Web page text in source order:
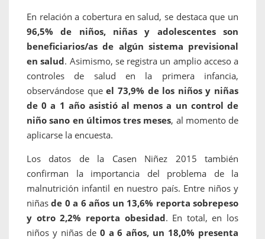
En relación a cobertura en salud, se destaca que un
96,5% de niños, niñas y adolescentes son
beneficiarios/as de algún sistema previsional
en salud. Asimismo, se registra un amplio acceso a
controles de salud en la primera infancia,
observándose queel 73,9% de los niños y niñas
de 0 a 1 año asistió al menos a un control de
niño sano en últimos tres meses, al momento de
aplicarse la encuesta.
Los datos de la Casen Niñez 2015 también
confirman la importancia del problema de la
malnutrición infantil en nuestro país. Entre niños y
niñasde 0 a 6 años un 13,6% reporta sobrepeso
y otro 2,2% reporta obesidad. En total, en los
niños y niñas de 0 a 6 años, un 18,0% presenta